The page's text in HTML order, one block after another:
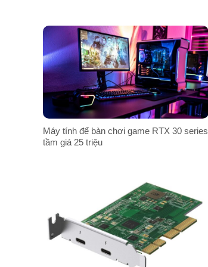
Máy tính để bàn chơi game RTX 30 series
tầm giá 25 triệu